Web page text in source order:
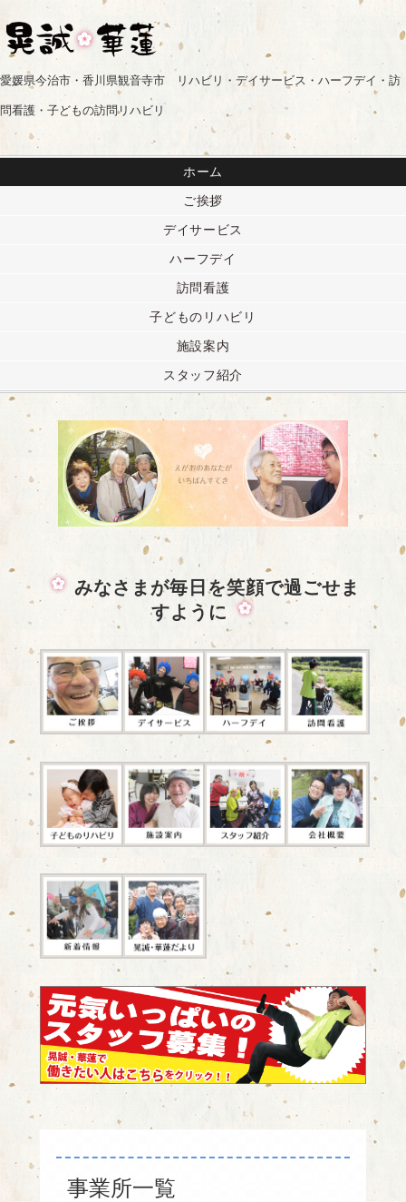
愛媛県今治市・香川県観音寺市 リハビリ・デイサービス・ハーフデイ・訪
問看護・子どもの訪問リハビリ
ホーム
ご挨拶
デイサービス
ハーフデイ
訪問看護
子どものリハビリ
施設案内
スタッフ紹介
みなさまが毎日を笑顔で過ごせま
すように
事業所一覧